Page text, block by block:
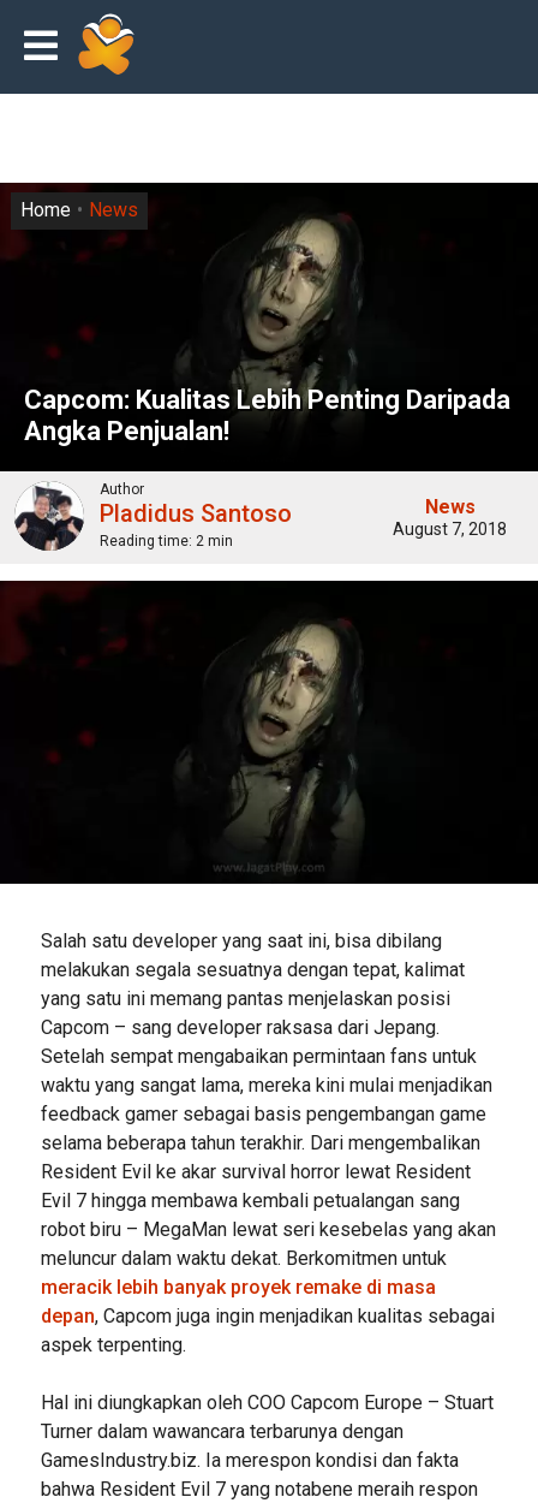
Capcom: Kualitas Lebih Penting Daripada
Angka Penjualan!
Home News
Author
Pladidus Santoso
Reading time: 2 min
News
August 7, 2018
Salah satu developer yang saat ini, bisa dibilang
melakukan segala sesuatnya dengan tepat, kalimat
yang satu ini memang pantas menjelaskan posisi
Capcom – sang developer raksasa dari Jepang.
Setelah sempat mengabaikan permintaan fans untuk
waktu yang sangat lama, mereka kini mulai menjadikan
feedback gamer sebagai basis pengembangan game
selama beberapa tahun terakhir. Dari mengembalikan
Resident Evil ke akar survival horror lewat Resident
Evil 7 hingga membawa kembali petualangan sang
robot biru – MegaMan lewat seri kesebelas yang akan
meluncur dalam waktu dekat. Berkomitmen untuk
meracik lebih banyak proyek remake di masa
depan, Capcom juga ingin menjadikan kualitas sebagai
aspek terpenting.
Hal ini diungkapkan oleh COO Capcom Europe – Stuart
Turner dalam wawancara terbarunya dengan
GamesIndustry.biz. Ia merespon kondisi dan fakta
bahwa Resident Evil 7 yang notabene meraih respon